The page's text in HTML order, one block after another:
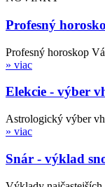
Profesný
Profesný horoskop
» viac
Elekcie - výber
Astrologický výber
» viac
Snár - výklad